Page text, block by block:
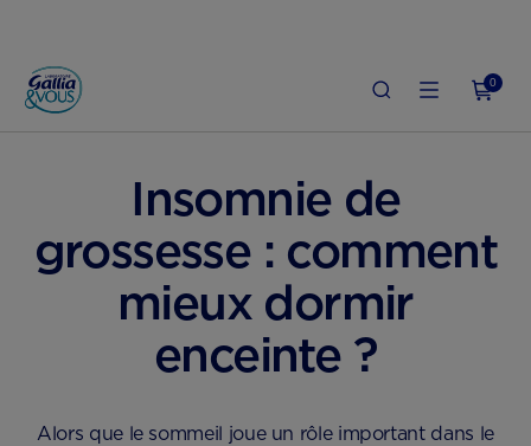
0
ACCUEIL
Insomnie de
grossesse : comment
mieux dormir
enceinte ?
Alors que le sommeil joue un rôle important dans le